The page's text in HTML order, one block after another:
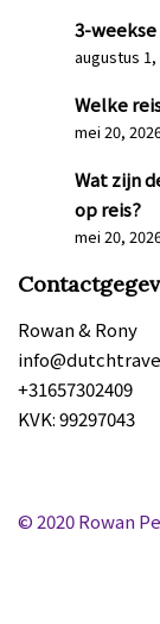
3-weekse
augustus 1,
Welke
mei 20,
Wat zijn
op reis?
mei 20,
Rowan & Rony
+31657302409
KVK: 99297043
© 2020 Rowan